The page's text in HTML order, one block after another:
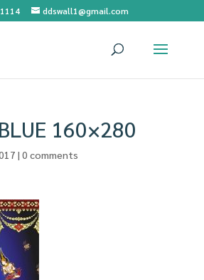
ddswall1@gmail.com
160×280
| 0 comments